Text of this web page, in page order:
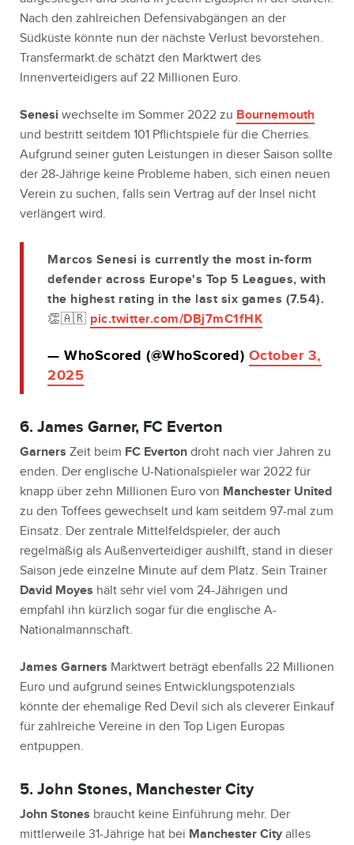
Nach den zahlreichen Defensivabgängen an der
Südküste könnte nun der nächste Verlust bevorstehen.
Transfermarkt.de schätzt den Marktwert des
Innenverteidigers auf 22 Millionen Euro.
Senesi wechselte im Sommer 2022 zu Bournemouth
und bestritt seitdem 101 Pflichtspiele für die Cherries.
Aufgrund seiner guten Leistungen in dieser Saison sollte
der 28-Jährige keine Probleme haben, sich einen neuen
Verein zu suchen, falls sein Vertrag auf der Insel nicht
verlängert wird.
Marcos Senesi is currently the most in-form
defender across Europe's Top 5 Leagues, with
the highest rating in the last six games (7.54).
👏🇦🇷 pic.twitter.com/DBj7mC1fHK
— WhoScored (@WhoScored) October 3,
2025
6. James Garner, FC Everton
Garners Zeit beim FC Everton droht nach vier Jahren zu
enden. Der englische U-Nationalspieler war 2022 für
knapp über zehn Millionen Euro von Manchester United
zu den Toffees gewechselt und kam seitdem 97-mal zum
Einsatz. Der zentrale Mittelfeldspieler, der auch
regelmäßig als Außenverteidiger aushilft, stand in dieser
Saison jede einzelne Minute auf dem Platz. Sein Trainer
David Moyes hält sehr viel vom 24-Jährigen und
empfahl ihn kürzlich sogar für die englische A-
Nationalmannschaft.
James Garners Marktwert beträgt ebenfalls 22 Millionen
Euro und aufgrund seines Entwicklungspotenzials
könnte der ehemalige Red Devil sich als cleverer Einkauf
für zahlreiche Vereine in den Top Ligen Europas
entpuppen.
5. John Stones, Manchester City
John Stones braucht keine Einführung mehr. Der
mittlerweile 31-Jährige hat bei Manchester City alles